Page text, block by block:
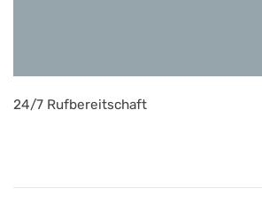
24/7 Rufbereitschaft